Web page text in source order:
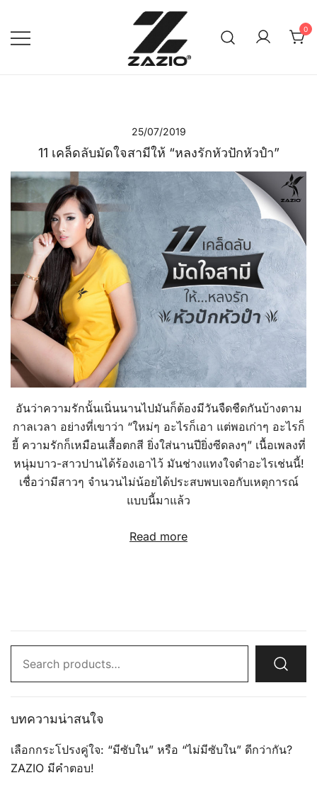
content
0
25/07/2019
11 เคล็ดลับมัดใจสามีให้ “หลงรักหัวปักหัวปำ”
อันว่าความรักนั้นเนิ่นนานไปมันก็ต้องมีวันจืดชืดกันบ้างตาม
กาลเวลา อย่างที่เขาว่า “ใหม่ๆ อะไรก็เอา แต่พอเก่าๆ อะไรก็
ยี้ ความรักก็เหมือนเสื้อตกสี ยิ่งใส่นานปียิ่งซีดลงๆ” เนื้อเพลงที่
หนุ่มบาว-สาวปานได้ร้องเอาไว้ มันช่างแทงใจดำอะไรเช่นนี้!
เชื่อว่ามีสาวๆ จำนวนไม่น้อยได้ประสบพบเจอกับเหตุการณ์
แบบนี้มาแล้ว
Read more
for:
บทความน่าสนใจ
เลือกกระโปรงคู่ใจ: “มีซับใน” หรือ “ไม่มีซับใน” ดีกว่ากัน?
ZAZIO มีคำตอบ!